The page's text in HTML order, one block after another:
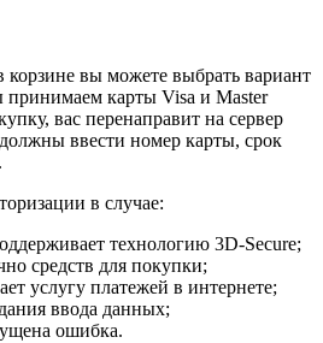
вы можете выбрать вариант
карты Visa и Master
вас перенаправит на сервер
ввести номер карты, срок
в случае:
технологию 3D-Secure;
средств для покупки;
услугу платежей в интернете;
ввода данных;
ошибка.